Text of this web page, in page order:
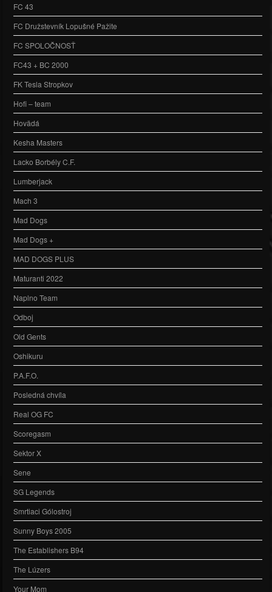
FC 43
FC Družstevník Lopušné Pažite
FC SPOLOČNOSŤ
FC43 + BC 2000
FK Tesla Stropkov
Hofi – team
Hovädá
Kesha Masters
Lacko Borbély C.F.
Lumberjack
Mach 3
Mad Dogs
Mad Dogs +
MAD DOGS PLUS
Maturanti 2022
Naplno Team
Odboj
Old Gents
Oshikuru
P.A.F.O.
Posledná chvíla
Real OG FC
Scoregasm
Sektor X
Sene
SG Legends
Smrtiaci Gólostroj
Sunny Boys 2005
The Establishers B94
The Lúzers
Your Mom